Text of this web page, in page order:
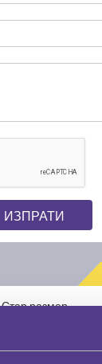
ИЗПРАТИ
Стар размер